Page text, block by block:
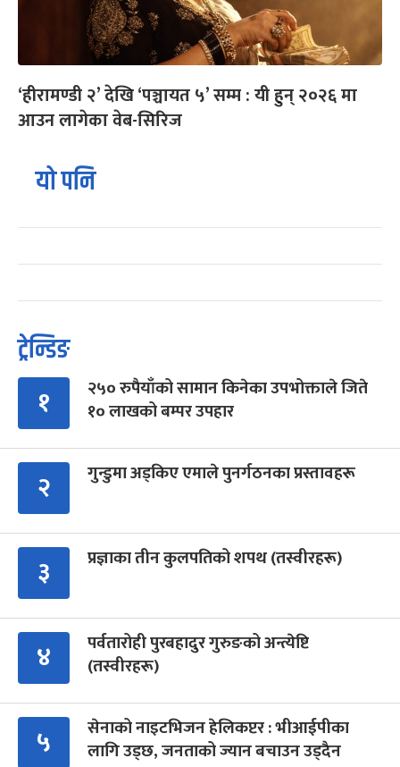
‘हीरामण्डी २’ देखि ‘पञ्चायत ५’ सम्म : यी हुन् २०२६ मा
आउन लागेका वेब-सिरिज
यो पनि
ट्रेन्डिङ
१
२५० रुपैयाँको सामान किनेका उपभोक्ताले जिते
१० लाखको बम्पर उपहार
२ गुन्डुमा अड्किए एमाले पुनर्गठनका प्रस्तावहरू
३ प्रज्ञाका तीन कुलपतिको शपथ (तस्वीरहरू)
४
पर्वतारोही पुरबहादुर गुरुङको अन्त्येष्टि
(तस्वीरहरू)
५
सेनाको नाइटभिजन हेलिकप्टर : भीआईपीका
लागि उड्छ, जनताको ज्यान बचाउन उड्दैन